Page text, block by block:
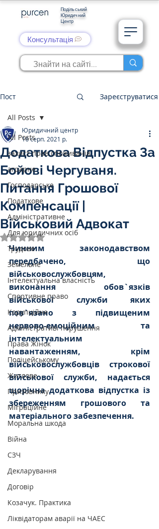
Подільський
Юридичний
Центр
Консультація
Пост Зареєструватися
All Posts
захист прав споживачів
аграрне
Господарське
Податкове
Адміністративне
Для юридичних осіб
Трудове
Земельне
Інтелектуальна власність
Спортивне право
Корупційне
Адміністративі порушення
Права Жінок
Поліцейському
Житлове
Призовнику
Міграційне
Моральна шкода
Війна
СЗЧ
Декларування
Договір
Козачук. Практика
Ліквідаторам аварії на ЧАЕС
All Posts
Додаткова Відпустка За
Бойові Чергуваня.
Питання Грошової
Компенсації |
Військовий Адвокат
Юридичний центр
16 серп. 2021 р.
Оцінка: NaN з 5 зірок.
Чинним законодавством
передбачено, що
військовослужбовцям,
виконання обов`язків
військової служби яких
пов`язано з підвищеним
нервово-емоційним та
інтелектуальним
навантаженням, крім
військовослужбовців строкової
військової служби, надається
щорічна додаткова відпустка із
збереженням грошового та
матеріального забезпечення.